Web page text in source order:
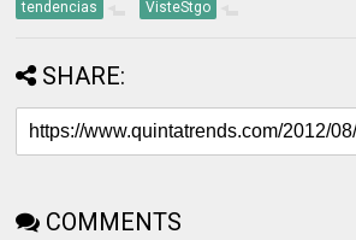
tendencias VisteStgo
SHARE:
COMMENTS